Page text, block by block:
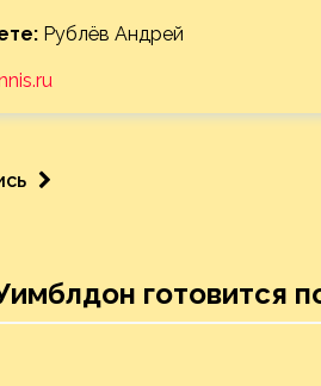
Рублёв Андрей
готовится